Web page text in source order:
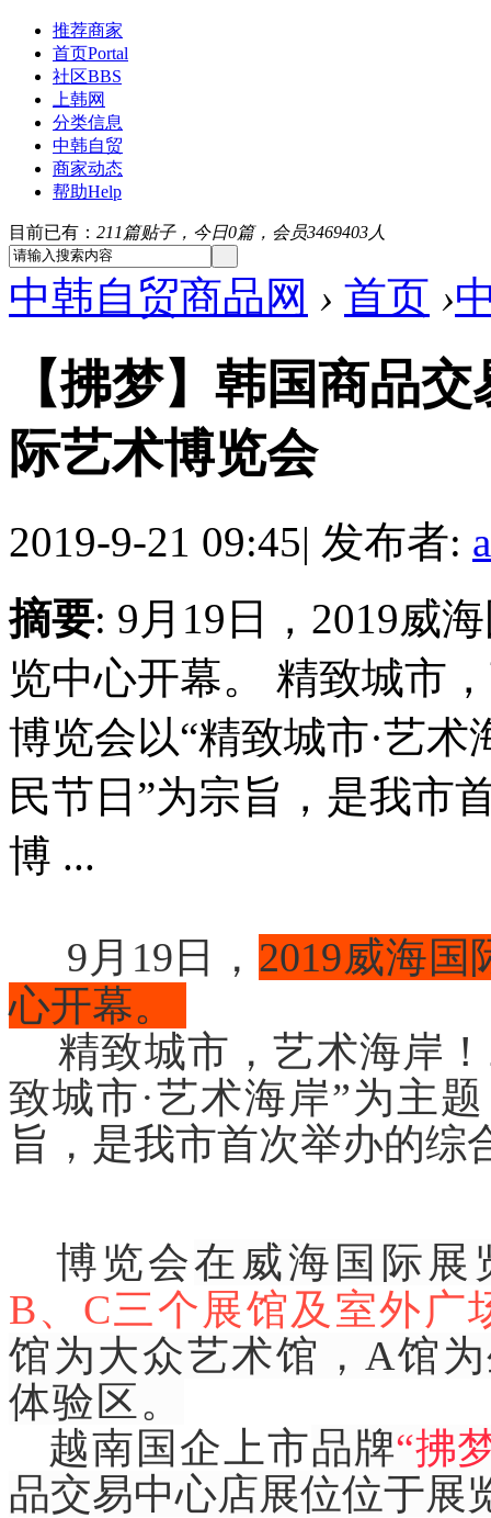
推荐商家
首页Portal
社区BBS
上韩网
分类信息
中韩自贸
商家动态
帮助Help
目前已有： 211篇贴子，今日0篇，会员3469403人
中韩自贸商品网 › 首页 ›
【拂梦】韩国商品
际艺术博览会
2019-9-21 09:45| 发布者:
摘要: 9月19日，2019威
览中心开幕。 精致城市
博览会以“精致城市·艺术
民节日”为宗旨，是我市
博 ...
9月19日， 2019威海
心开幕。
精致城市，艺术海岸！
致城市·艺术海岸”为主
旨，是我市首次举办的综
博览会在威海国际展
B、C三个展馆及室外广
馆为大众艺术馆，A馆
体验区。
越南国企上市品牌“拂
品交易中心店展位位于展